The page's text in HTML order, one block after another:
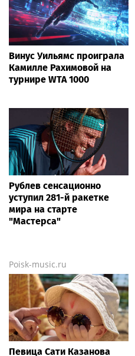
Винус Уильямс проиграла
Камилле Рахимовой на
турнире WTA 1000
Рублев сенсационно
уступил 281-й ракетке
мира на старте
"Мастерса"
Poisk-music.ru
Певица Сати Казанова